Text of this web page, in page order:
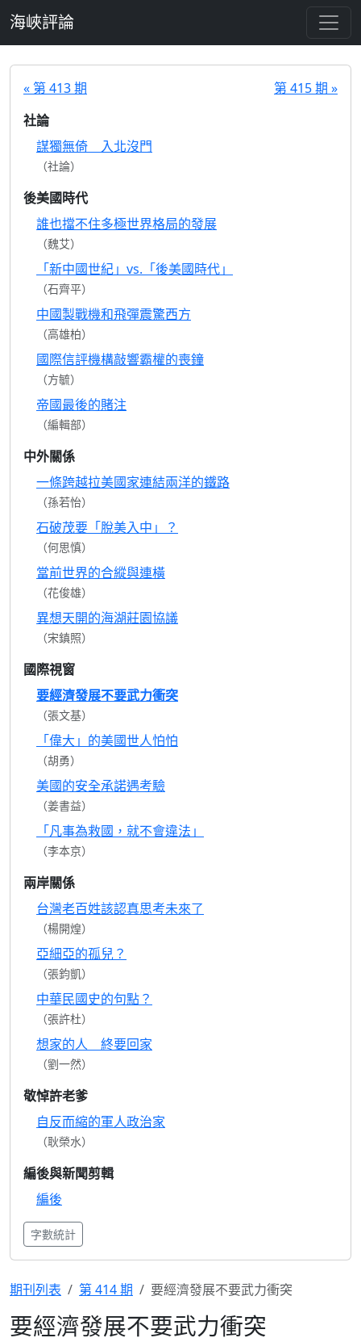
海峽評論
« 第 413 期
第 415 期 »
社論
謀獨無倚 入北沒門
（社論）
後美國時代
誰也擋不住多極世界格局的發展
（魏艾）
「新中國世紀」vs.「後美國時代」
（石齊平）
中國製戰機和飛彈震驚西方
（高雄柏）
國際信評機構敲響霸權的喪鐘
（方毓）
帝國最後的賭注
（編輯部）
中外關係
一條跨越拉美國家連結兩洋的鐵路
（孫若怡）
石破茂要「脫美入中」？
（何思慎）
當前世界的合縱與連橫
（花俊雄）
異想天開的海湖莊園協議
（宋鎮照）
國際視窗
要經濟發展不要武力衝突
（張文基）
「偉大」的美國世人怕怕
（胡勇）
美國的安全承諾遇考驗
（姜書益）
「凡事為救國，就不會違法」
（李本京）
兩岸關係
台灣老百姓該認真思考未來了
（楊開煌）
亞細亞的孤兒？
（張鈞凱）
中華民國史的句點？
（張許杜）
想家的人 終要回家
（劉一然）
敬悼許老爹
自反而縮的軍人政治家
（耿榮水）
編後與新聞剪輯
編後
字數統計
期刊列表 第 414 期 要經濟發展不要武力衝突
要經濟發展不要武力衝突